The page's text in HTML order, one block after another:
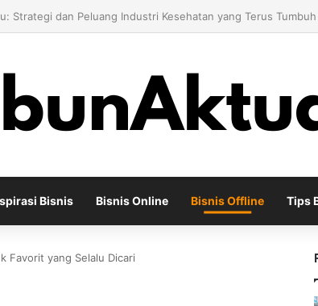
untuk Menciptakan Pengalaman Belanja yang Berbeda
Bisnis Bisnis Online Bisnis Offline Tips
Favorit yang Selalu Dicari